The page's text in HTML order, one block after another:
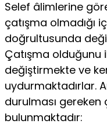
Selef âlimlerine
çatışma olmadığı
doğrultusunda
Çatışma olduğunu
değiştirmekte ve
uydurmaktadırlar.
durulması
bulunmaktadır: